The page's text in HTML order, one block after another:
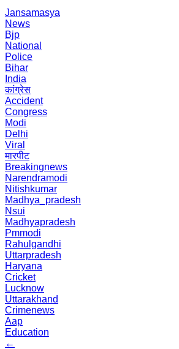
Jansamasya
News
Bjp
National
Police
Bihar
India
कांग्रेस
Accident
Congress
Modi
Delhi
Viral
मारपीट
Breakingnews
Narendramodi
Nitishkumar
Madhya_pradesh
Nsui
Madhyapradesh
Pmmodi
Rahulgandhi
Uttarpradesh
Haryana
Cricket
Lucknow
Uttarakhand
Crimenews
Aap
Education
←